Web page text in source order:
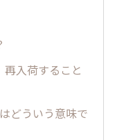
入荷すること
どういう意味で